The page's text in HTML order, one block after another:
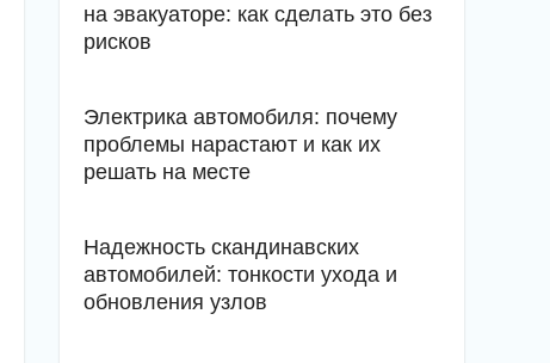
на эвакуаторе: как сделать это без
рисков
Электрика автомобиля: почему
проблемы нарастают и как их
решать на месте
Надежность скандинавских
автомобилей: тонкости ухода и
обновления узлов